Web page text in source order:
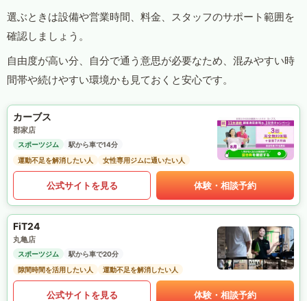
選ぶときは設備や営業時間、料金、スタッフのサポート範囲を
確認しましょう。
自由度が高い分、自分で通う意思が必要なため、混みやすい時
間帯や続けやすい環境かも見ておくと安心です。
カーブス
郡家店
スポーツジム
駅から車で14分
運動不足を解消したい人
女性専用ジムに通いたい人
公式サイトを見る 体験・相談予約
FiT24
丸亀店
スポーツジム
駅から車で20分
隙間時間を活用したい人
運動不足を解消したい人
公式サイトを見る 体験・相談予約